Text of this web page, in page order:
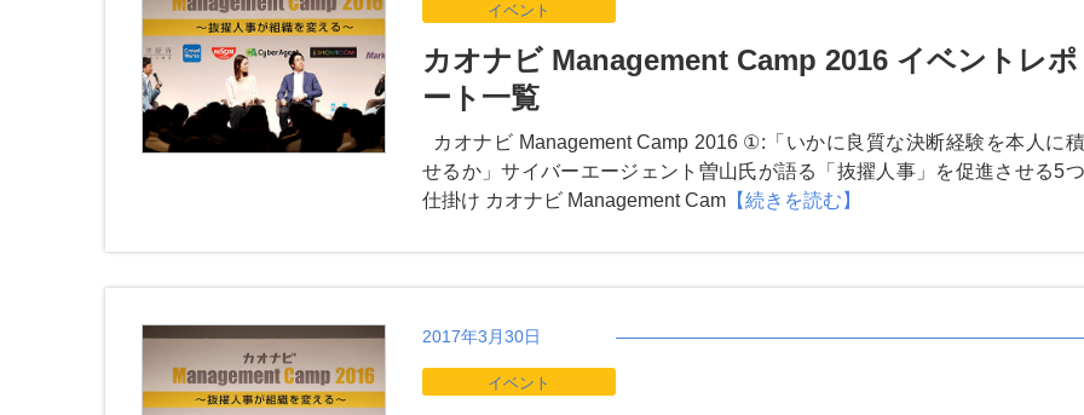
イベント
カオナビ Management Camp 2016 イベントレポ
ート一覧
カオナビ Management Camp 2016 ①:「いかに良質な決断経験を本人に積
せるか」サイバーエージェント曽山氏が語る「抜擢人事」を促進させる5
仕掛け カオナビ Management Cam 【続きを読む】
2017年3月30日
イベント